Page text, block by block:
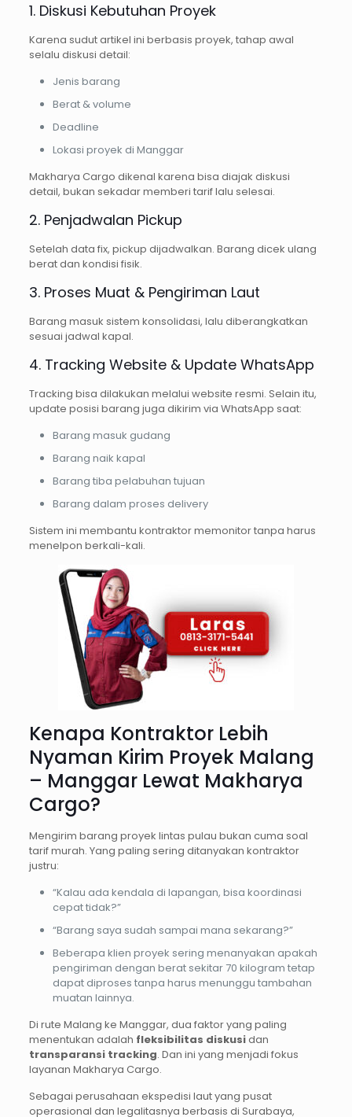
1. Diskusi Kebutuhan Proyek
Karena sudut artikel ini berbasis proyek, tahap awal
selalu diskusi detail:
Jenis barang
Berat & volume
Deadline
Lokasi proyek di Manggar
Makharya Cargo dikenal karena bisa diajak diskusi
detail, bukan sekadar memberi tarif lalu selesai.
2. Penjadwalan Pickup
Setelah data fix, pickup dijadwalkan. Barang dicek ulang
berat dan kondisi fisik.
3. Proses Muat & Pengiriman Laut
Barang masuk sistem konsolidasi, lalu diberangkatkan
sesuai jadwal kapal.
4. Tracking Website & Update WhatsApp
Tracking bisa dilakukan melalui website resmi. Selain itu,
update posisi barang juga dikirim via WhatsApp saat:
Barang masuk gudang
Barang naik kapal
Barang tiba pelabuhan tujuan
Barang dalam proses delivery
Sistem ini membantu kontraktor memonitor tanpa harus
menelpon berkali-kali.
Kenapa Kontraktor Lebih
Nyaman Kirim Proyek Malang
– Manggar Lewat Makharya
Cargo?
Mengirim barang proyek lintas pulau bukan cuma soal
tarif murah. Yang paling sering ditanyakan kontraktor
justru:
“Kalau ada kendala di lapangan, bisa koordinasi
cepat tidak?”
“Barang saya sudah sampai mana sekarang?”
Beberapa klien proyek sering menanyakan apakah
pengiriman dengan berat sekitar 70 kilogram tetap
dapat diproses tanpa harus menunggu tambahan
muatan lainnya.
Di rute Malang ke Manggar, dua faktor yang paling
menentukan adalah fleksibilitas diskusidan
transparansi tracking. Dan ini yang menjadi fokus
layanan Makharya Cargo.
Sebagai perusahaan ekspedisi laut yang pusat
operasional dan legalitasnya berbasis di Surabaya,